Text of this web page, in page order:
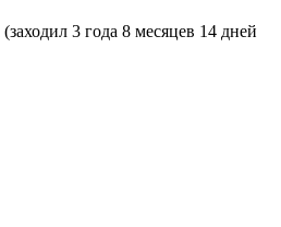
3 года 8 месяцев 14 дней